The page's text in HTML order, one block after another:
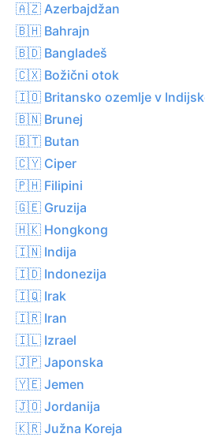
🇦🇿 Azerbajdžan
🇧🇭 Bahrajn
🇧🇩 Bangladeš
🇨🇽 Božični otok
🇮🇴 Britansko ozemlje v
🇧🇳 Brunej
🇧🇹 Butan
🇨🇾 Ciper
🇵🇭 Filipini
🇬🇪 Gruzija
🇭🇰 Hongkong
🇮🇳 Indija
🇮🇩 Indonezija
🇮🇶 Irak
🇮🇷 Iran
🇮🇱 Izrael
🇯🇵 Japonska
🇾🇪 Jemen
🇯🇴 Jordanija
🇰🇷 Južna Koreja